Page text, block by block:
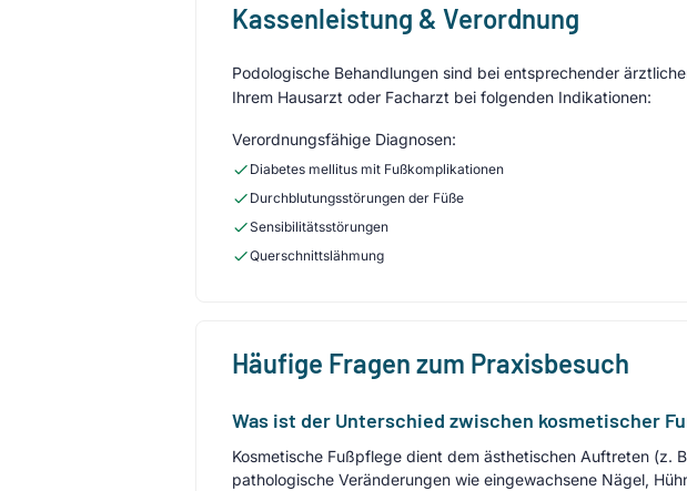
Kassenleistung & Verordnung
Podologische Behandlungen sind bei entsprechender
Ihrem Hausarzt oder Facharzt bei folgenden Indikationen:
Verordnungsfähige Diagnosen:
Diabetes mellitus mit Fußkomplikationen
Durchblutungsstörungen der Füße
Sensibilitätsstörungen
Querschnittslähmung
Häufige Fragen zum Praxisbesuch
Was ist der Unterschied zwischen kosmetischer
Kosmetische Fußpflege dient dem ästhetischen Auftreten (z.
pathologische Veränderungen wie eingewachsene Nägel,